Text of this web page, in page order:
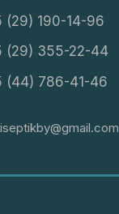
(29) 190-14-96
(29) 355-22-44
(44) 786-41-46